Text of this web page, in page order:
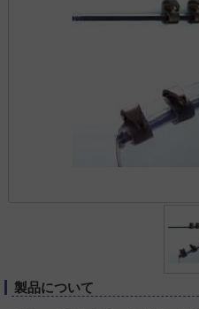
製品について